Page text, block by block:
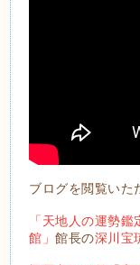
ブログを閲覧いた
「天地人の運勢鑑
館」館長の深川宝